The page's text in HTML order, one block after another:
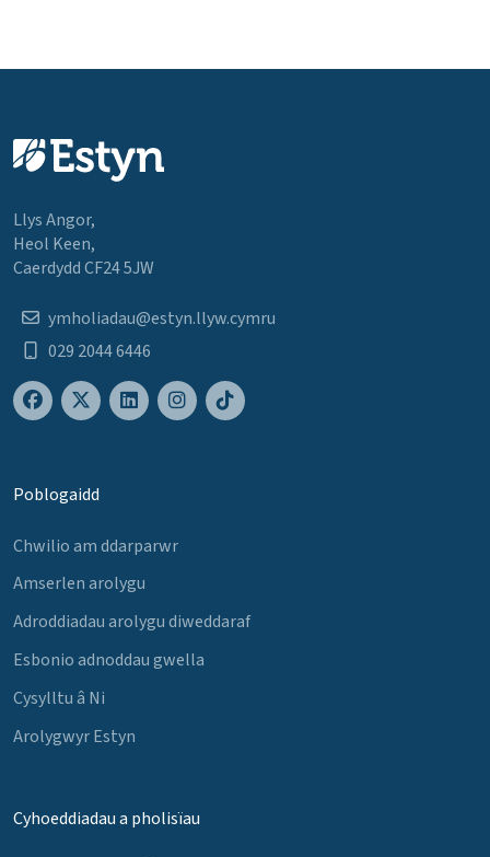
Llys Angor,
Heol Keen,
Caerdydd CF24 5JW
ymholiadau@estyn.llyw.cymru
029 2044 6446
Poblogaidd
Chwilio am ddarparwr
Amserlen arolygu
Adroddiadau arolygu diweddaraf
Esbonio adnoddau gwella
Cysylltu â Ni
Arolygwyr Estyn
Cyhoeddiadau a pholisïau